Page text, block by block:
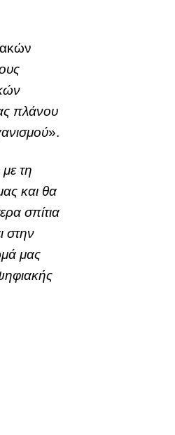
πλάνου
».
τη
και θα
σπίτια
στην
μας